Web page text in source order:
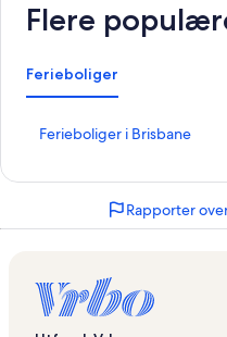
Flere
Ferieboliger
Ferieboliger i Brisbane
L
o
p
n
Rapporter